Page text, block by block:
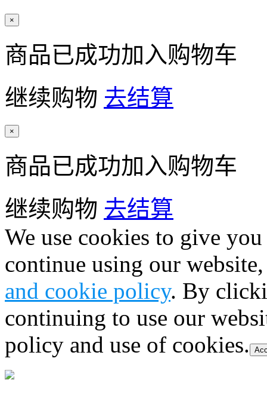
×
商品已成功加入购物车
继续购物 去结算
×
商品已成功加入购物车
继续购物 去结算
We use cookies to give
continue using our
and cookie policy. By
continuing to use our
policy and use of cookies.